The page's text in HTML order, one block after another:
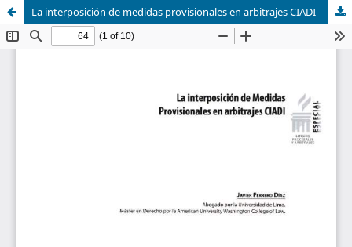
La interposición de medidas provisionales en arbitrajes CIADI